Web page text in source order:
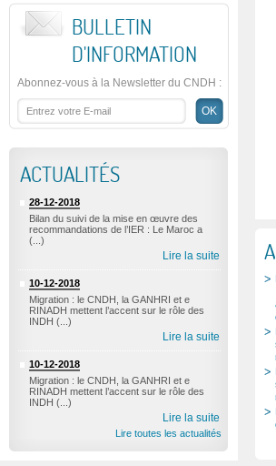
BULLETIN
D'INFORMATION
Abonnez-vous à la Newsletter du CNDH :
ACTUALITÉS
28-12-2018
Bilan du suivi de la mise en œuvre des
recommandations de l’IER : Le Maroc a
(...)
Lire la suite
10-12-2018
Migration : le CNDH, la GANHRI et e
RINADH mettent l’accent sur le rôle des
INDH (...)
Lire la suite
10-12-2018
Migration : le CNDH, la GANHRI et e
RINADH mettent l’accent sur le rôle des
INDH (...)
Lire la suite
Lire toutes les actualités